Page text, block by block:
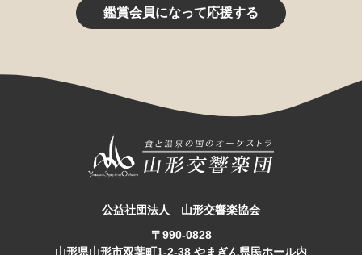
鑑賞会員になって応援する
公益社団法人 山形交響楽協会
〒990-0828
山形県山形市双葉町1-2-38 やまぎん県民ホール内